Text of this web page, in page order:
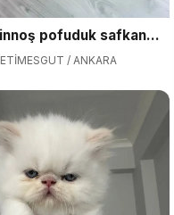
Minnoş pofuduk safkan iran persian pamuk şeker dişi bebeğim
ETİMESGUT / ANKARA